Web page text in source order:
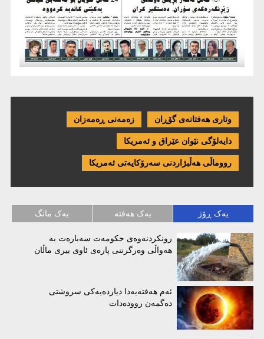
وتاری هەفتانەی گۆڕان زەمەنی ڕەمەزان
دایەلۆگی نێوان عێراق و ئەمریكا
رووماڵی هەڵبژاردنی سەرۆکایەتی ئەمریکا
یەک ڕۆژ یەک هەفتە یەک مانگ
رونکردنەوەی حکومەت سەبارەت بە
هەواڵی وەرگرتنی پارەی ئاوی بیری ماڵان
ئەم هەفتەیەدا دیاردەیەکی سروشتی
دەگمەن روودەدات